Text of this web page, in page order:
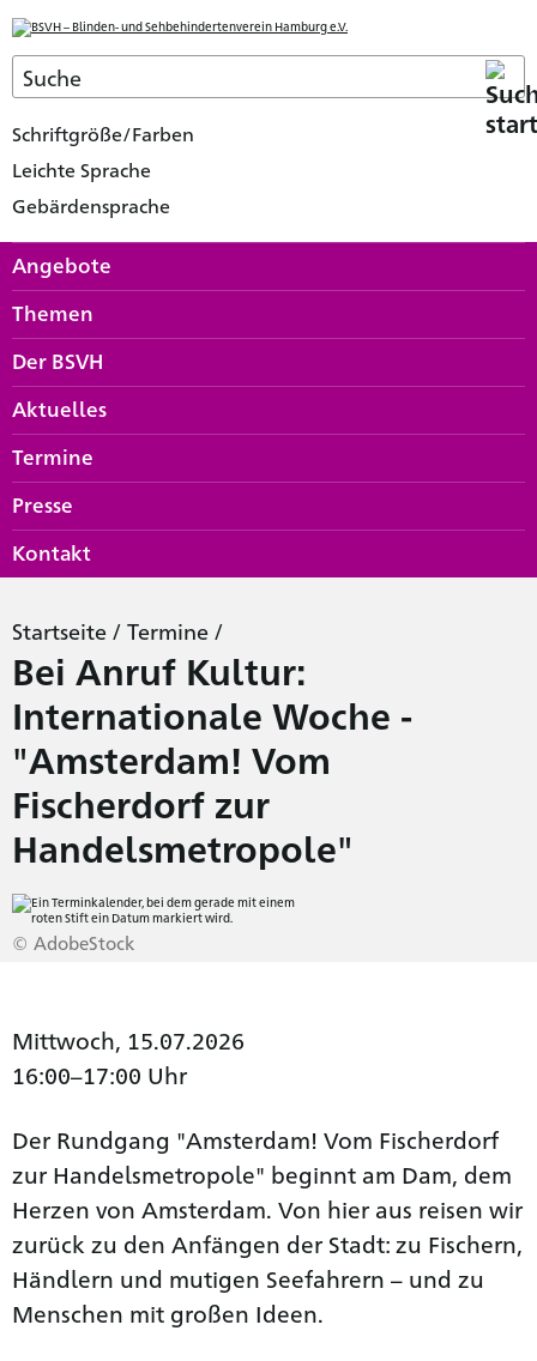
Schriftgröße/Farben
Leichte Sprache
Gebärdensprache
Angebote
Themen
Der BSVH
Aktuelles
Termine
Presse
Kontakt
Startseite / Termine /
Bei Anruf Kultur:
Internationale Woche -
"Amsterdam! Vom
Fischerdorf zur
Handelsmetropole"
© AdobeStock
Mittwoch, 15.07.2026
16:00–17:00 Uhr
Der Rundgang "Amsterdam! Vom Fischerdorf
zur Handelsmetropole" beginnt am Dam, dem
Herzen von Amsterdam. Von hier aus reisen wir
zurück zu den Anfängen der Stadt: zu Fischern,
Händlern und mutigen Seefahrern – und zu
Menschen mit großen Ideen.